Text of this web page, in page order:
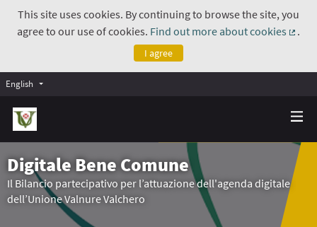
This site uses cookies. By continuing to browse the site, you
agree to our use of cookies. Find out more about cookies
.
I agree
English
Digitale Bene Comune
Il Bilancio partecipativo per l’attuazione dell'agenda digitale
dell’Unione Valnure Valchero